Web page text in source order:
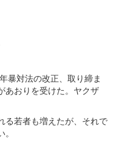
暴対法の改正、取り締ま
あおりを受けた。ヤクザ
る若者も増えたが、それで